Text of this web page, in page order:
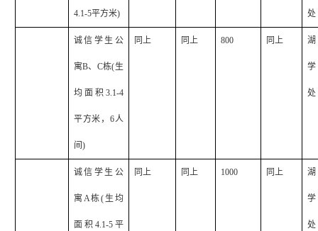
4.1-5平方米) 处
诚信学生公
寓B、 C栋(生
均面积 3.1-4
平方米， 6人
间 )
同上 同上 800 同上
处
诚信学生公
寓 A栋( 生均
面积 4.1-5平
同上 同上 1000 同上
处